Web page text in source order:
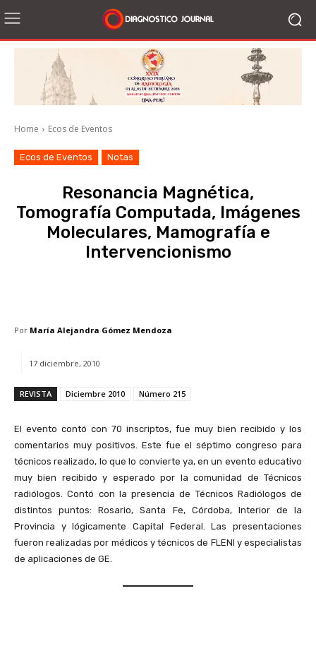
Home Ecos de Eventos
Ecos de Eventos Notas
Resonancia Magnética,
Tomografía Computada, Imágenes
Moleculares, Mamografía e
Intervencionismo
Por María Alejandra Gómez Mendoza
17 diciembre, 2010
REVISTA Diciembre 2010 Número 215
El evento contó con 70 inscriptos, fue muy bien recibido y los
comentarios muy positivos. Este fue el séptimo congreso para
técnicos realizado, lo que lo convierte ya, en un evento educativo
muy bien recibido y esperado por la comunidad de Técnicos
radiólogos. Contó con la presencia de Técnicos Radiólogos de
distintos puntos: Rosario, Santa Fe, Córdoba, Interior de la
Provincia y lógicamente Capital Federal. Las presentaciones
fueron realizadas por médicos y técnicos de FLENI y especialistas
de aplicaciones de GE.